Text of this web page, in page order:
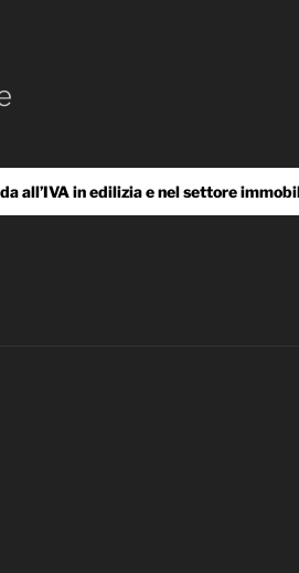
all’IVA in edilizia e nel settore